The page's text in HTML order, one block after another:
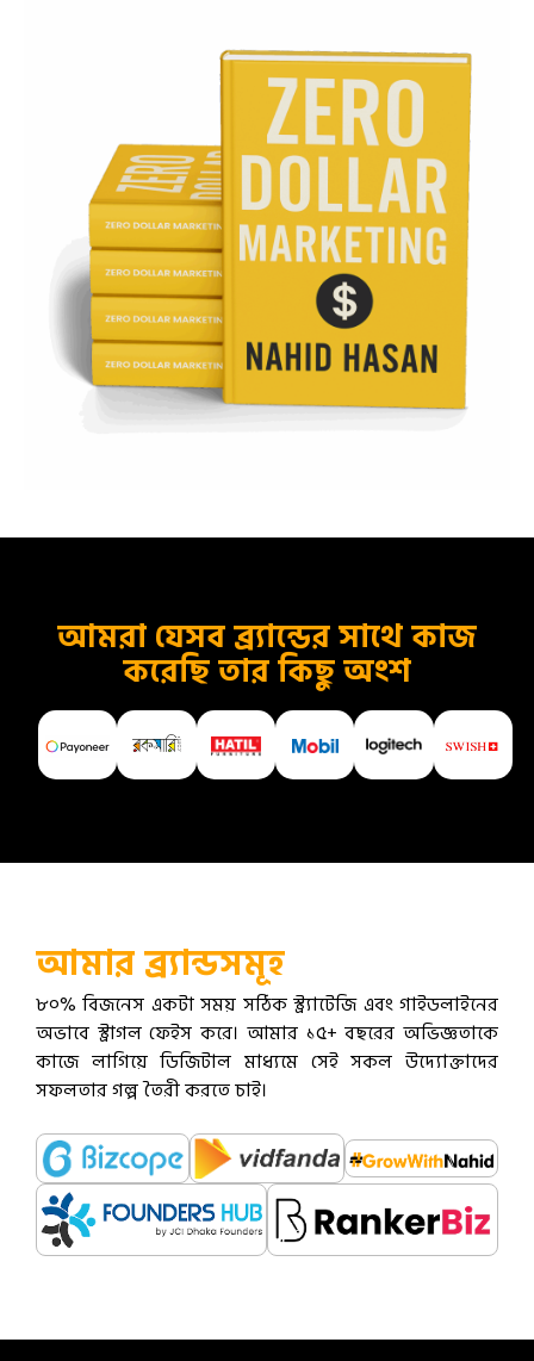
আমরা যেসব ব্র্যান্ডের সাথে কাজ
করেছি তার কিছু অংশ
আমার ব্র্যান্ডসমূহ
৮০% বিজনেস একটা সময় সঠিক স্ট্র্যাটেজি এবং গাইডলাইনের
অভাবে স্ট্রাগল ফেইস করে। আমার ১৫+ বছরের অভিজ্ঞতাকে
কাজে লাগিয়ে ডিজিটাল মাধ্যমে সেই সকল উদ্যোক্তাদের
সফলতার গল্প তৈরী করতে চাই।